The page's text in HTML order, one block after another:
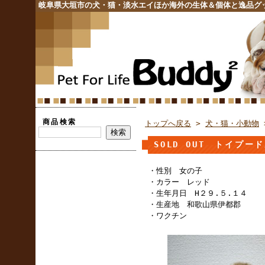
岐阜県大垣市の犬・猫・淡水エイほか海外の生体＆個体と逸品グ
商品検索 トップへ戻る > 犬・猫・小動物
SOLD OUT トイプー
・性別 女の子
・カラー レッド
・生年月日 H２９.５.１４
・生産地 和歌山県伊都郡
・ワクチン